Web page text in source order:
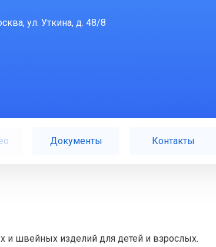
ул. Уткина, д. 48/8
Документы Контакты
и швейных изделий для детей и взрослых.